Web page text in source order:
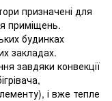
призначені для
приміщень.
будинках
закладах.
завдяки конвекції
і вже тепле